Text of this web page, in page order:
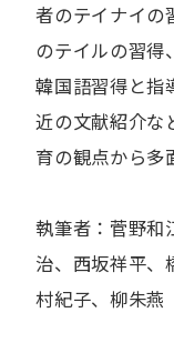
者のテイナイの
のテイルの習得
韓国語習得と指
近の文献紹介な
育の観点から多
執筆者：菅野和
治、西坂祥平、
村紀子、柳朱燕